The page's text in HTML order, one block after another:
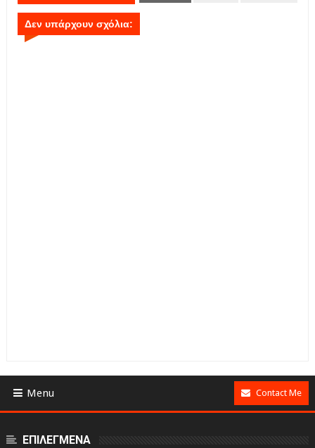
Δεν υπάρχουν σχόλια:
Menu Contact Me
ΕΠΙΛΕΓΜΕΝΑ